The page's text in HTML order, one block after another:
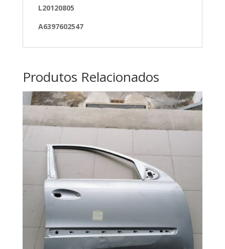
L20120805
A6397602547
Produtos Relacionados